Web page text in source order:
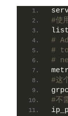
#使
#
#
#
#这
#不